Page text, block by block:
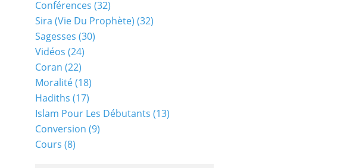
Conférences (32)
Sira (vie Du Prophète) (32)
Sagesses (30)
Vidéos (24)
Coran (22)
Moralité(18)
Hadiths (17)
Islam Pour Les Débutants (13)
Conversion (9)
Cours (8)